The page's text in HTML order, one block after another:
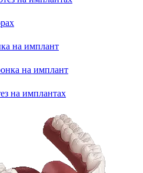
на имплант
на имплант
на имплантах